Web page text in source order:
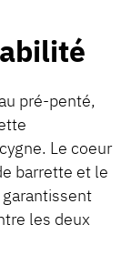
pré-penté,
Le coeur
barrette et le
les deux